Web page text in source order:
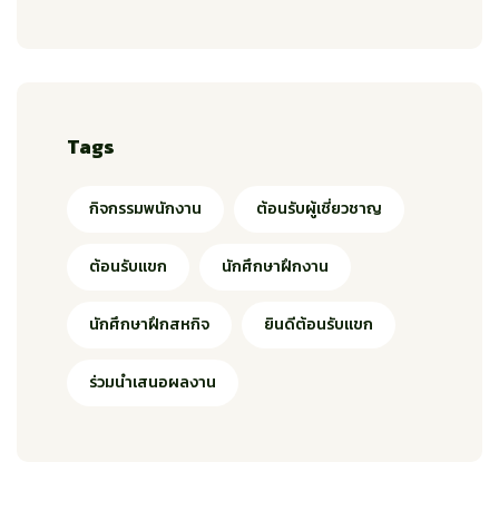
Tags
กิจกรรมพนักงาน ต้อนรับผู้เชี่ยวชาญ
ต้อนรับแขก นักศึกษาฝึกงาน
นักศึกษาฝึกสหกิจ ยินดีต้อนรับแขก
ร่วมนำเสนอผลงาน